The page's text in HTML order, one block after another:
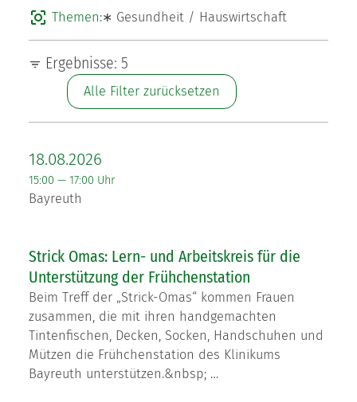
Themen:∗ Gesundheit / Hauswirtschaft
Ergebnisse: 5
Alle Filter zurücksetzen
18.08.2026
15:00 — 17:00 Uhr
Bayreuth
Strick Omas: Lern- und Arbeitskreis für die
Unterstützung der Frühchenstation
Beim Treff der „Strick-Omas“ kommen Frauen
zusammen, die mit ihren handgemachten
Tintenfischen, Decken, Socken, Handschuhen und
Mützen die Frühchenstation des Klinikums
Bayreuth unterstützen.&nbsp; …